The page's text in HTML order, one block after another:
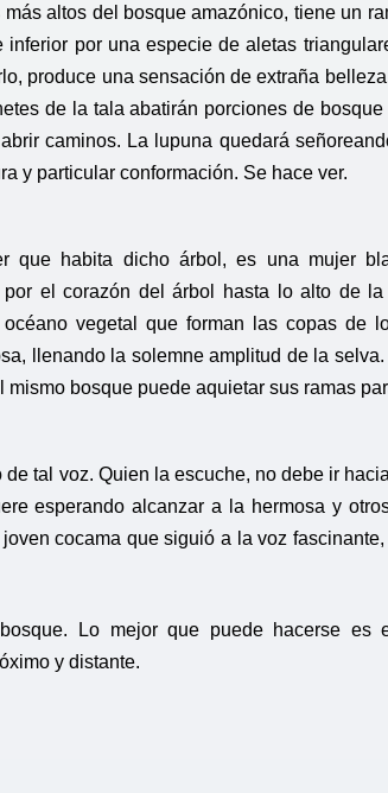
altos del bosque amazónico, tiene un
por una especie de aletas
produce una sensación de extraña
de la tala abatirán porciones de
caminos. La lupuna quedará
y particular conformación. Se hace ver.
que habita dicho árbol, es una mujer
el corazón del árbol hasta lo alto de
vegetal que forman las copas de
llenando la solemne amplitud de la
bosque puede aquietar sus ramas
tal voz. Quien la escuche, no debe ir
esperando alcanzar a la hermosa y
cocama que siguió a la voz
Lo mejor que puede hacerse es
y distante.